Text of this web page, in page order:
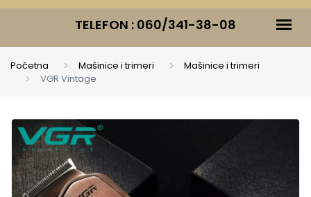
TELEFON : 060/341-38-08
Početna Mašinice i trimeri
Mašinice i trimeri
VGR Vintage